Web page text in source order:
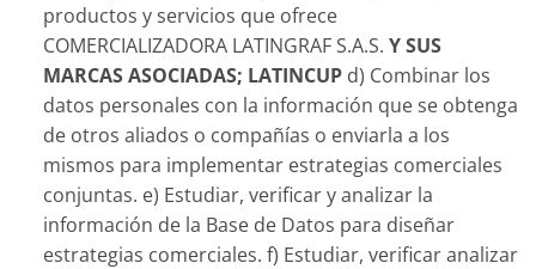
productos y servicios que ofrece
COMERCIALIZADORA LATINGRAF S.A.S. Y SUS
MARCAS ASOCIADAS; LATINCUPd) Combinar los
datos personales con la información que se obtenga
de otros aliados o compañías o enviarla a los
mismos para implementar estrategias comerciales
conjuntas. e) Estudiar, verificar y analizar la
información de la Base de Datos para diseñar
estrategias comerciales. f) Estudiar, verificar analizar